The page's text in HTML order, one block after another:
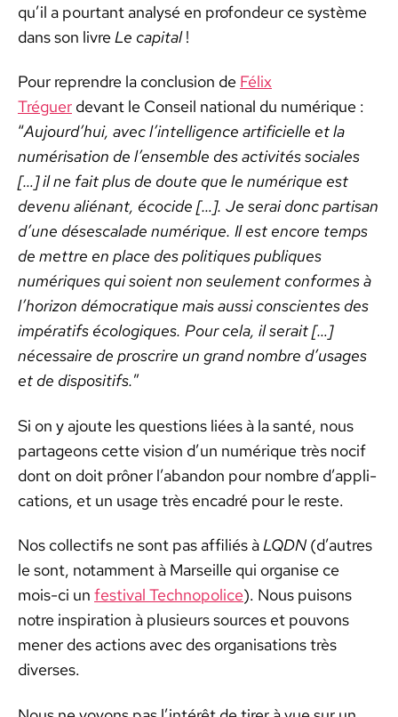
qu’il a pour­tant analysé en pro­fondeur ce sys­tème
dans son livre Le cap­i­tal!
Pour repren­dre la con­clu­sion de Félix
Tréguer devant le Con­seil nation­al du numérique :
“Aujour­d’hui, avec l’in­tel­li­gence arti­fi­cielle et la
numéri­sa­tion de l’ensem­ble des activ­ités sociales
[…] il ne fait plus de doute que le numérique est
devenu alié­nant, éco­cide […]. Je serai donc par­ti­san
d’une dés­escalade numérique. Il est encore temps
de met­tre en place des poli­tiques publiques
numériques qui soient non seule­ment con­formes à
l’hori­zon démoc­ra­tique mais aus­si con­scientes des
impérat­ifs écologiques. Pour cela, il serait […]
néces­saire de pro­scrire un grand nom­bre d’usages
et de dis­posi­tifs.”
Si on y ajoute les ques­tions liées à la san­té, nous
parta­geons cette vision d’un numérique très nocif
dont on doit prôn­er l’a­ban­don pour nom­bre d’ap­pli­
ca­tions, et un usage très encadré pour le reste.
Nos col­lec­tifs ne sont pas affil­iés àLQDN (d’autres
le sont, notam­ment à Mar­seille qui organ­ise ce
mois-ci un fes­ti­val Tech­nop­o­lice). Nous puisons
notre inspi­ra­tion à plusieurs sources et pou­vons
men­er des actions avec des organ­i­sa­tions très
divers­es.